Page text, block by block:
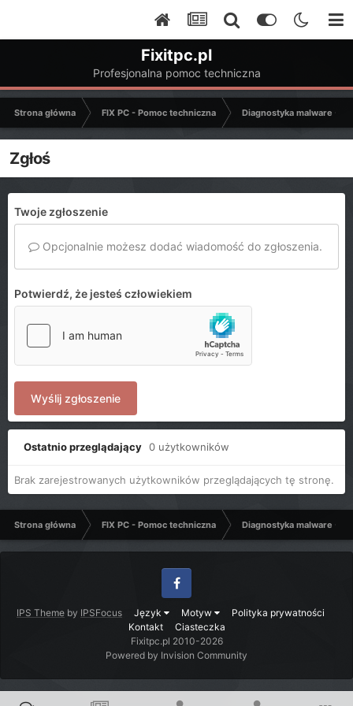
Fixitpc.pl
Profesjonalna pomoc techniczna
Strona główna FIX PC - Pomoc techniczna Diagnostyka malware -
Zgłoś
Twoje zgłoszenie
Opcjonalnie możesz dodać wiadomość do zgłoszenia.
Potwierdź, że jesteś człowiekiem
Wyślij zgłoszenie
Ostatnio przeglądający 0 użytkowników
Brak zarejestrowanych użytkowników przeglądających tę stronę.
Strona główna FIX PC - Pomoc techniczna Diagnostyka malware -
IPS Theme by IPSFocus Język Motyw
Polityka prywatności
Kontakt
Ciasteczka
Facebook
Fixitpc.pl 2010-2026
Powered by Invision Community